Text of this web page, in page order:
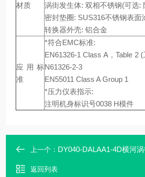
材质
涡街发生体: 双相不锈钢(可选:
密封垫圈: SUS316不锈钢表面
转换器外壳: 铝合金
应用标
准
*符合EMC标准:
EN61326-1 Class A，Table 2
N61326-2-3
EN55011 Class A Group 1
*压力仪表指示:
注明机身标识号0038 H模件
上一个： DY040-DALAA1-4D横河
返回列表